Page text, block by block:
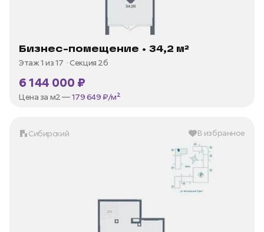
Бизнес-помещение • 34,2 м²
Этаж 1 из 17 Секция 2б
6 144 000 ₽
Цена за м2 —179 649 ₽/м²
Сибирский В избранное